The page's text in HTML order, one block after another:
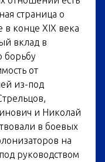
страница о
в конце XIX века
вклад в
борьбу
от
из-под
и Николай
в боевых
на
руководством